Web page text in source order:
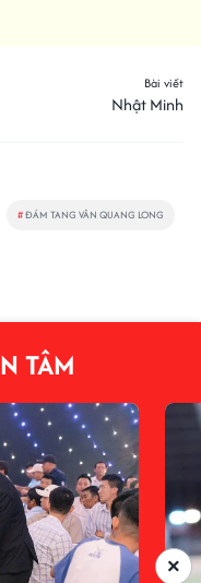
Bài viết
Nhật Minh
#ĐÁM TANG VÂN QUANG LONG
TÂM
×